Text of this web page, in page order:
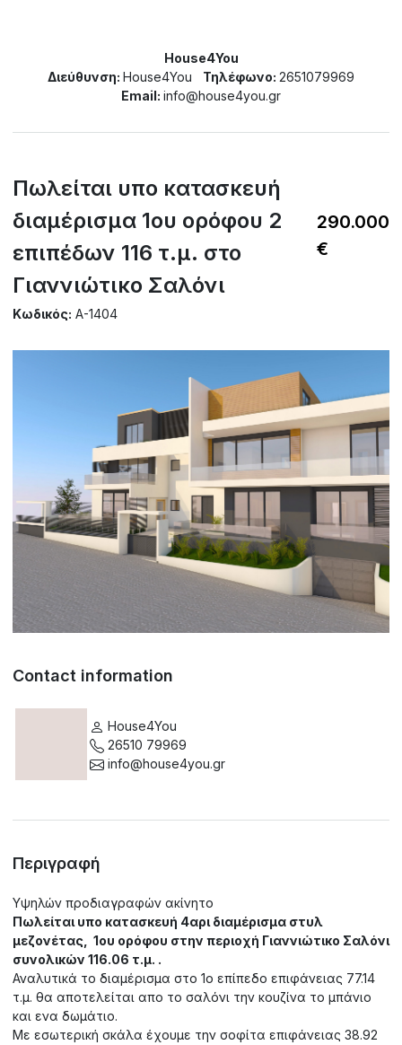
House4You
Διεύθυνση: House4You Τηλέφωνο: 2651079969
Email: info@house4you.gr
Πωλείται υπο κατασκευή
διαμέρισμα 1ου ορόφου 2
επιπέδων 116 τ.μ. στο
Γιαννιώτικο Σαλόνι
Κωδικός: A-1404
290.000
€
Contact information
House4You
26510 79969
info@house4you.gr
Περιγραφή
Υψηλών προδιαγραφών ακίνητο
Πωλείται υπο κατασκευή 4αρι διαμέρισμα στυλ
μεζονέτας, 1ου ορόφου στην περιοχή Γιαννιώτικο Σαλόνι
συνολικών 116.06 τ.μ. .
Αναλυτικά το διαμέρισμα στο 1ο επίπεδο επιφάνειας 77.14
τ.μ. θα αποτελείται απο το σαλόνι την κουζίνα το μπάνιο
και ενα δωμάτιο.
Με εσωτερική σκάλα έχουμε την σοφίτα επιφάνειας 38.92